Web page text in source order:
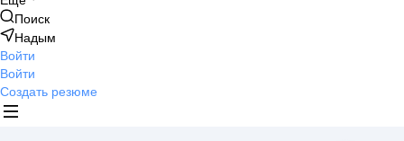
Поиск
Надым
Войти
Войти
Создать резюме